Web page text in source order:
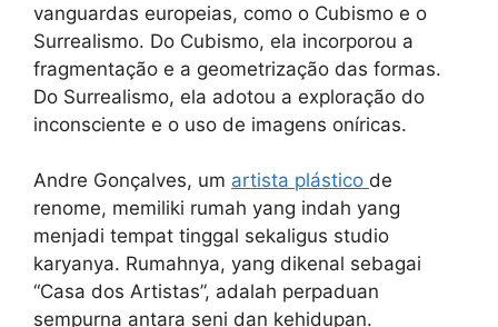
vanguardas europeias, como o Cubismo e o
Surrealismo. Do Cubismo, ela incorporou a
fragmentação e a geometrização das formas.
Do Surrealismo, ela adotou a exploração do
inconsciente e o uso de imagens oníricas.
Andre Gonçalves, um artista plástico de
renome, memiliki rumah yang indah yang
menjadi tempat tinggal sekaligus studio
karyanya. Rumahnya, yang dikenal sebagai
“Casa dos Artistas”, adalah perpaduan
sempurna antara seni dan kehidupan.